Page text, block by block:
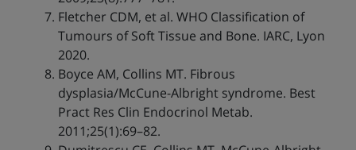
Fletcher CDM, et al. WHO Classification of
Tumours of Soft Tissue and Bone. IARC, Lyon
2020.
Boyce AM, Collins MT. Fibrous
dysplasia/McCune-Albright syndrome. Best
Pract Res Clin Endocrinol Metab.
2011;25(1):69–82.